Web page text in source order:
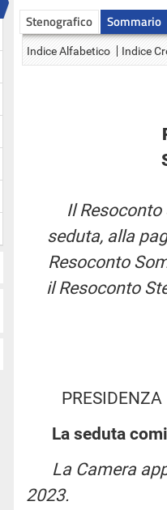
Stenografico Sommario
Indice Alfabetico Indice
Il
seduta, alla
Resoconto
il Resoconto
La seduta
La Camera
2023.